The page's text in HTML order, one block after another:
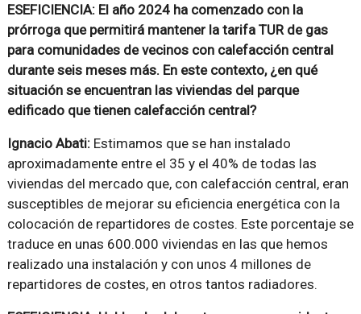
ESEFICIENCIA: El año 2024 ha comenzado con la
prórroga que permitirá mantener la tarifa TUR de gas
para comunidades de vecinos con calefacción central
durante seis meses más. En este contexto, ¿en qué
situación se encuentran las viviendas del parque
edificado que tienen calefacción central?
Ignacio Abati: Estimamos que se han instalado
aproximadamente entre el 35 y el 40% de todas las
viviendas del mercado que, con calefacción central, eran
susceptibles de mejorar su eficiencia energética con la
colocación de repartidores de costes. Este porcentaje se
traduce en unas 600.000 viviendas en las que hemos
realizado una instalación y con unos 4 millones de
repartidores de costes, en otros tantos radiadores.